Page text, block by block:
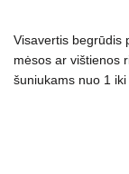
Breed
sausas
maistas
Visavertis begrūdis
mėsos ar vištienos
šuniukams nuo 1